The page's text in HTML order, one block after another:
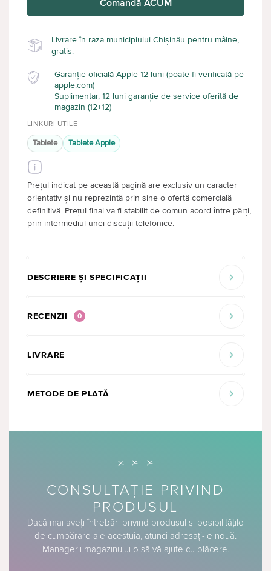
Comandă ACUM
Livrare în raza municipiului Chișinău pentru mâine,
gratis.
Garanție oficială Apple 12 luni (poate fi verificată pe
apple.com)
Suplimentar, 12 luni garanție de service oferită de
magazin (12+12)
LINKURI UTILE
Tablete Tablete Apple
Prețul indicat pe această pagină are exclusiv un caracter
orientativ și nu reprezintă prin sine o ofertă comercială
definitivă. Prețul final va fi stabilit de comun acord între părți,
prin intermediul unei discuții telefonice.
DESCRIERE ȘI SPECIFICAȚII
RECENZII 0
LIVRARE
METODE DE PLATĂ
CONSULTAȚIE PRIVIND
PRODUSUL
Dacă mai aveți întrebări privind produsul și posibilitățile
de cumpărare ale acestuia, atunci adresați-le nouă.
Managerii magazinului o să vă ajute cu plăcere.